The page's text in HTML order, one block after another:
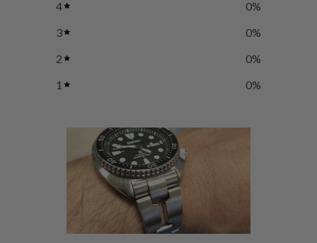
4
0%
3
0%
2
0%
1
0%